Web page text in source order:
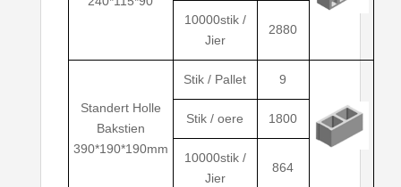
10000stik /
Jier
2880
Standert Holle
Bakstien
390*190*190mm
Stik / Pallet 9
Stik / oere 1800
10000stik /
Jier
864